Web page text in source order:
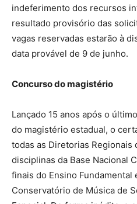
indeferimento dos recursos
resultado provisório das
vagas reservadas estarão à
data provável de 9 de junho.
Concurso do magistério
Lançado 15 anos após o
do magistério estadual, o
todas as Diretorias Regionais
disciplinas da Base Nacional
finais do Ensino Fundamental
Conservatório de Música de